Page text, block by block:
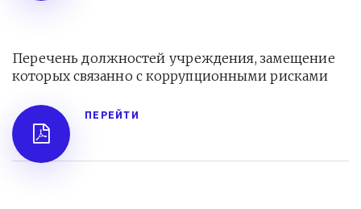
Перечень должностей учреждения, замещение
которых связанно с коррупционными рисками
ПЕРЕЙТИ